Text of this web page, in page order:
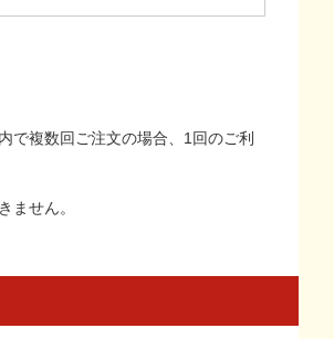
で複数回ご注文の場合、1回のご利
ません。